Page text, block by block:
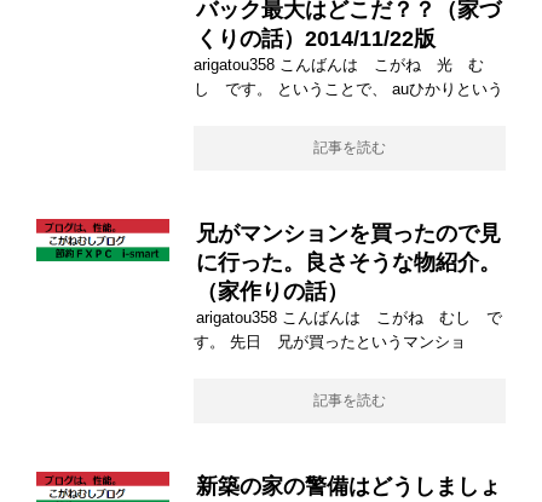
バック最大はどこだ？？（家づ
くりの話）2014/11/22版
arigatou358 こんばんは こがね 光 む
し です。 ということで、 auひかりという
記事を読む
兄がマンションを買ったので見
に行った。良さそうな物紹介。
（家作りの話）
arigatou358 こんばんは こがね むし で
す。 先日 兄が買ったというマンショ
記事を読む
新築の家の警備はどうしましょ